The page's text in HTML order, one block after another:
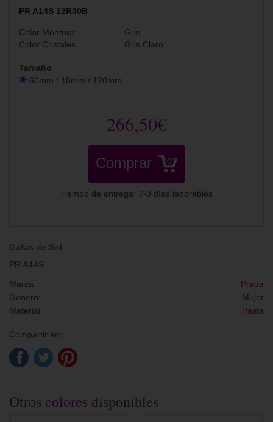
PR A14S 12R30B
Color Montura:
Gris
Color Cristales:
Gris Claro
Tamaño
60mm / 18mm / 120mm
266,50€
Comprar
Tiempo de entrega: 7-9 días laborables
Gafas de Sol
PR A14S
Marca:
Prada
Género:
Mujer
Material:
Pasta
Compartir en:
Otros colores disponibles